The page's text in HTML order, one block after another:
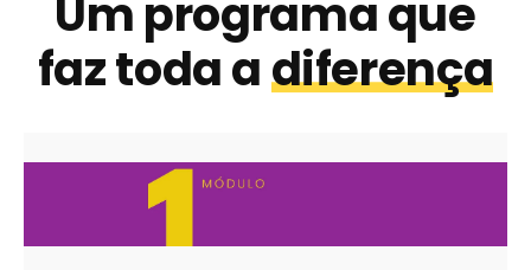
Um programa que
faz toda adiferença